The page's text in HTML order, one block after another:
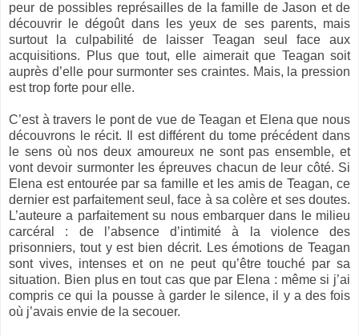
peur de possibles représailles de la famille de Jason et de
découvrir le dégoût dans les yeux de ses parents, mais
surtout la culpabilité de laisser Teagan seul face aux
acquisitions. Plus que tout, elle aimerait que Teagan soit
auprès d’elle pour surmonter ses craintes. Mais, la pression
est trop forte pour elle.
C’est à travers le pont de vue de Teagan et Elena que nous
découvrons le récit. Il est différent du tome précédent dans
le sens où nos deux amoureux ne sont pas ensemble, et
vont devoir surmonter les épreuves chacun de leur côté. Si
Elena est entourée par sa famille et les amis de Teagan, ce
dernier est parfaitement seul, face à sa colère et ses doutes.
L’auteure a parfaitement su nous embarquer dans le milieu
carcéral : de l’absence d’intimité à la violence des
prisonniers, tout y est bien décrit. Les émotions de Teagan
sont vives, intenses et on ne peut qu’être touché par sa
situation. Bien plus en tout cas que par Elena : même si j’ai
compris ce qui la pousse à garder le silence, il y a des fois
où j’avais envie de la secouer.